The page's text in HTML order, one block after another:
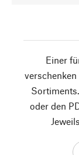
Einer
oder den